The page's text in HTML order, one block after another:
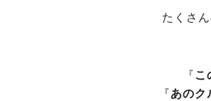
たくさ
『 こ
『あのク